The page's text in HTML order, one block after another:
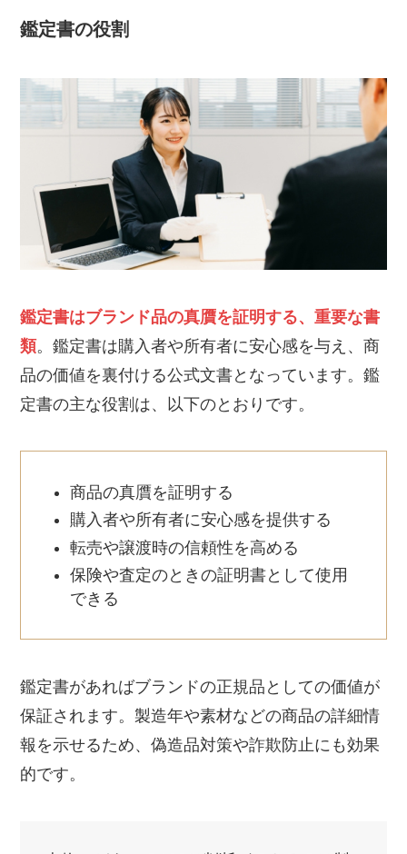
鑑定書の役割
鑑定書はブランド品の真贋を証明する、重要な書
類。鑑定書は購入者や所有者に安心感を与え、商
品の価値を裏付ける公式文書となっています。鑑
定書の主な役割は、以下のとおりです。
商品の真贋を証明する
購入者や所有者に安心感を提供する
転売や譲渡時の信頼性を高める
保険や査定のときの証明書として使用
できる
鑑定書があればブランドの正規品としての価値が
保証されます。製造年や素材などの商品の詳細情
報を示せるため、偽造品対策や詐欺防止にも効果
的です。